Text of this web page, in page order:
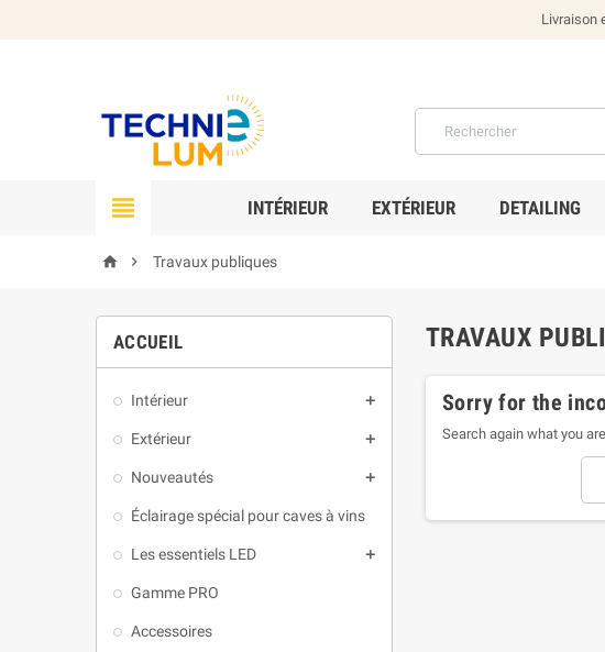
Livraison
 INTÉRIEUR EXTÉRIEUR DETAILING
  Travaux publiques
ACCUEIL
Intérieur 
Extérieur 
Nouveautés 
Éclairage spécial pour caves à vins
Les essentiels LED 
Gamme PRO
Accessoires
TRAVAUX
Sorry for the
Search again what you